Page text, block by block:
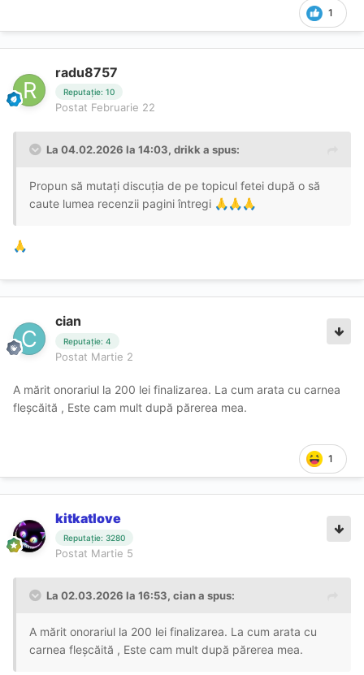
1
radu8757
Reputație: 10
Postat Februarie 22
La 04.02.2026 la 14:03, drikka spus:
Propun să mutați discuția de pe topicul fetei după o să
caute lumea recenzii pagini întregi 🙏🙏🙏
🙏
cian
Reputație: 4
Postat Martie 2
A mărit onorariul la 200 lei finalizarea. La cum arata cu carnea
fleșcăită , Este cam mult după părerea mea.
1
kitkatlove
Reputație: 3280
Postat Martie 5
La 02.03.2026 la 16:53, ciana spus:
A mărit onorariul la 200 lei finalizarea. La cum arata cu
carnea fleșcăită , Este cam mult după părerea mea.